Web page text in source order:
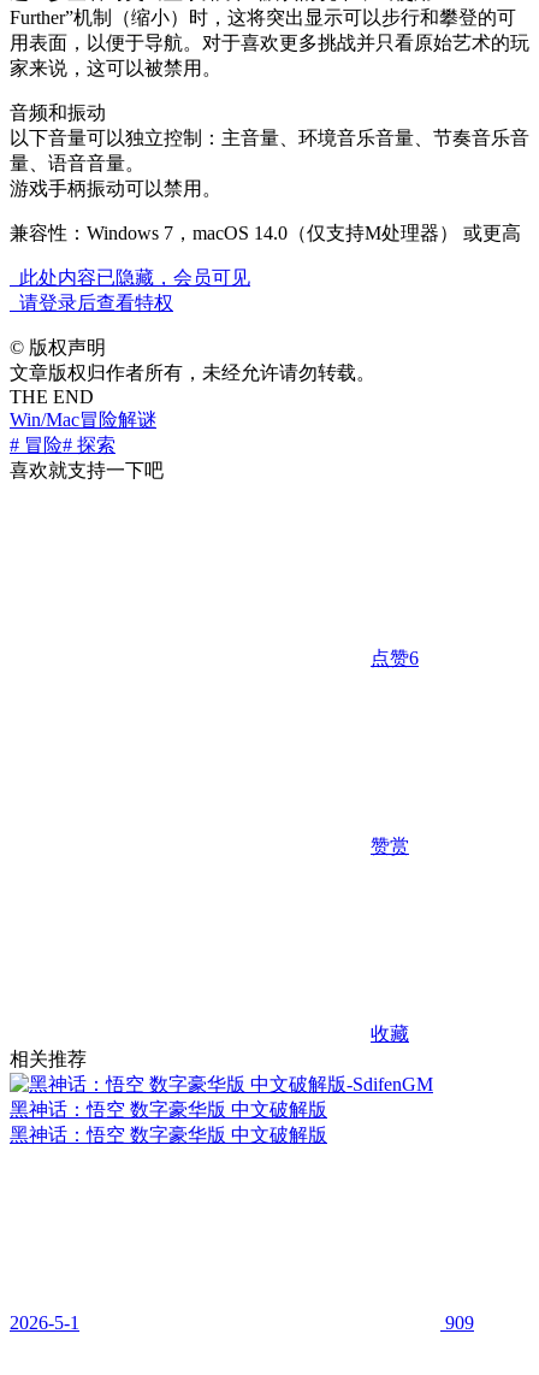
Further”机制（缩小）时，这将突出显示可以步行和攀登的可
用表面，以便于导航。对于喜欢更多挑战并只看原始艺术的玩
家来说，这可以被禁用。
音频和振动
以下音量可以独立控制：主音量、环境音乐音量、节奏音乐音
量、语音音量。
游戏手柄振动可以禁用。
兼容性：Windows 7，macOS 14.0（仅支持M处理器） 或更高
此处内容已隐藏，会员可见
请登录后查看特权
© 版权声明
文章版权归作者所有，未经允许请勿转载。
THE END
Win/Mac冒险解谜
# 冒险# 探索
喜欢就支持一下吧
点赞6
赞赏
收藏
相关推荐
黑神话：悟空 数字豪华版 中文破解版
黑神话：悟空 数字豪华版 中文破解版
2026-5-1 909